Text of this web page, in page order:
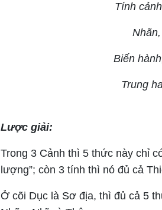
Tính
Biến
Trung
Lược giải:
Trong 3 Cảnh thì 5 thức này chỉ
lượng”; còn 3 tính thì nó đủ cả
Ở cõi Dục là Sơ địa, thì đủ cả 5